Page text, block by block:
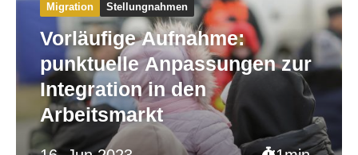
Migration Stellungnahmen
Vorläufige Aufnahme:
punktuelle Anpassungen zur
Integration in den
Arbeitsmarkt